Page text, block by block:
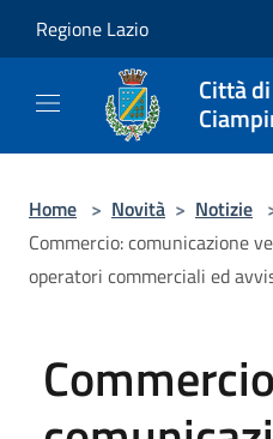
Regione Lazio
Città di
Home > Novità > Notizie
Commercio: comunicazione
operatori commerciali ed